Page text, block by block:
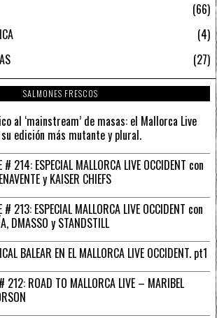
66
4
27
SALMONES FRESCOS
al ‘mainstream’ de masas: el Mallorca Live
edición más mutante y plural.
# 214: ESPECIAL MALLORCA LIVE OCCIDENT con
y KAISER CHIEFS
# 213: ESPECIAL MALLORCA LIVE OCCIDENT con
DMASSO y STANDSTILL
BALEAR EN EL MALLORCA LIVE OCCIDENT. pt1
212: ROAD TO MALLORCA LIVE – MARIBEL